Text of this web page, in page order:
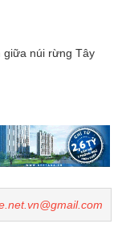
giữa núi rừng Tây